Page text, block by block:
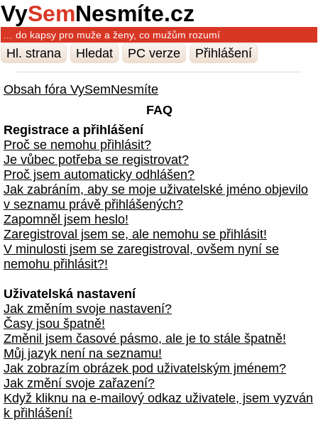
VySemNesmíte.cz
… do kapsy pro muže a ženy, co mužům rozumí
Hl. strana Hledat PC verze Přihlášení
Obsah fóra VySemNesmíte
FAQ
Registrace a přihlášení
Proč se nemohu přihlásit?
Je vůbec potřeba se registrovat?
Proč jsem automaticky odhlášen?
Jak zabráním, aby se moje uživatelské jméno objevilo
v seznamu právě přihlášených?
Zapomněl jsem heslo!
Zaregistroval jsem se, ale nemohu se přihlásit!
V minulosti jsem se zaregistroval, ovšem nyní se
nemohu přihlásit?!
Uživatelská nastavení
Jak změním svoje nastavení?
Časy jsou špatně!
Změnil jsem časové pásmo, ale je to stále špatně!
Můj jazyk není na seznamu!
Jak zobrazím obrázek pod uživatelským jménem?
Jak změní svoje zařazení?
Když kliknu na e-mailový odkaz uživatele, jsem vyzván
k přihlášení!